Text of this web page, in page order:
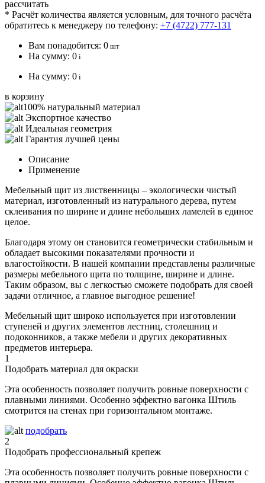
рассчитать
* Расчёт количества является условным, для точного расчёта
обратитесь к менеджеру по телефону: +7 (4722) 777-131
Вам понадобится: 0 шт
На сумму: 0 i
На сумму: 0 i
в корзину
100% натуральный материал
Экспортное качество
Идеальная геометрия
Гарантия лучшей цены
Описание
Применение
Мебельный щит из лиственницы – экологически чистый
материал, изготовленный из натурального дерева, путем
склеивания по ширине и длине небольших ламелей в единое
целое.
Благодаря этому он становится геометрически стабильным и
обладает высокими показателями прочности и
влагостойкости. В нашей компании представлены различные
размеры мебельного щита по толщине, ширине и длине.
Таким образом, вы с легкостью сможете подобрать для своей
задачи отличное, а главное выгодное решение!
Мебельный щит широко используется при изготовлении
ступеней и других элементов лестниц, столешниц и
подоконников, а также мебели и других декоративных
предметов интерьера.
1
Подобрать материал для окраски
Эта особенность позволяет получить ровные поверхности с
плавными линиями. Особенно эффектно вагонка Штиль
смотрится на стенах при горизонтальном монтаже.
подобрать
2
Подобрать профессиональный крепеж
Эта особенность позволяет получить ровные поверхности с